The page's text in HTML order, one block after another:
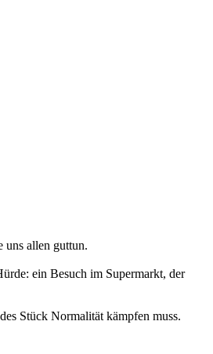
uns allen guttun.
ein Besuch im Supermarkt, der
Stück Normalität kämpfen muss.